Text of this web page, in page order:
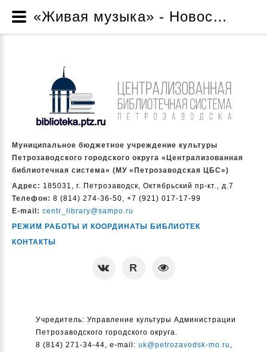
Муниципальное бюджетное учреждение культуры
Петрозаводского городского округа «Централизованная
библиотечная система» (МУ «Петрозаводская ЦБС»)
Адрес: 185031, г. Петрозаводск, Октябрьский пр-кт., д.7
Телефон: 8 (814) 274-36-50, +7 (921) 017-17-99
E-mail: centr_library@sampo.ru
РЕЖИМ РАБОТЫ И КООРДИНАТЫ БИБЛИОТЕК
КОНТАКТЫ
Учредитель: Управление культуры Администрации
Петрозаводского городского округа.
8 (814) 271-34-44, e-mail: uk@petrozavodsk-mo.ru ,
«Живая музыка» - Новости - Муниципальное бюджетное учреждение культуры Петрозаводского городского округа «Централизованная библиотечная система» (МУ «Петрозаводская ЦБС»)